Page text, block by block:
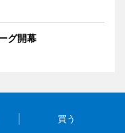
グ開幕
買う